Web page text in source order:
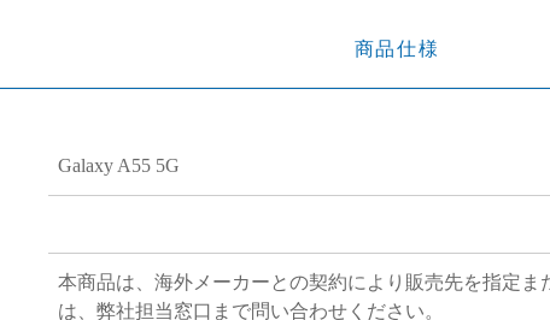
商品仕様
Galaxy A55 5G
本商品は、海外メーカーとの契約により販売先を指定
は、弊社担当窓口まで問い合わせください。